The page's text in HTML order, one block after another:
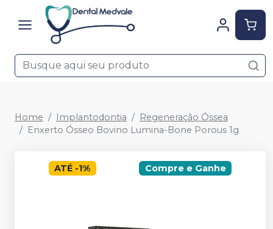
Home Implantodontia
Regeneração Óssea
Enxerto Ósseo Bovino Lumina-Bone Porous 1g
Compre e Ganhe
ATÉ -1%